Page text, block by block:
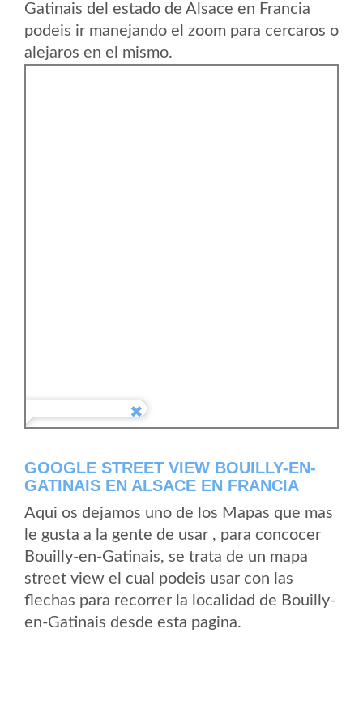
Gatinais del estado de Alsace en Francia
podeis ir manejando el zoom para cercaros o
alejaros en el mismo.
GOOGLE STREET VIEW BOUILLY-EN-
GATINAIS EN ALSACE EN FRANCIA
Aqui os dejamos uno de los Mapas que mas
le gusta a la gente de usar , para concocer
Bouilly-en-Gatinais, se trata de un mapa
street view el cual podeis usar con las
flechas para recorrer la localidad de Bouilly-
en-Gatinais desde esta pagina.